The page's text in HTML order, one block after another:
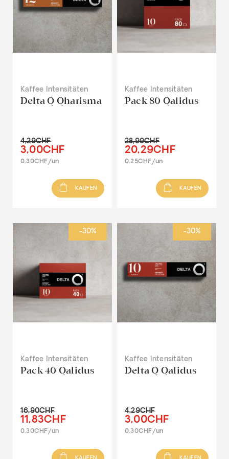
Kaffee Intensitäten
Delta Q Qharisma
4,29CHF
3,00CHF
0.30CHF/un
KAUFEN
Kaffee Intensitäten
Pack 80 Qalidus
28,99CHF
20,29CHF
0.25CHF/un
KAUFEN
-30%
Kaffee Intensitäten
Pack 40 Qalidus
16,90CHF
11,83CHF
0.30CHF/un
-30%
Kaffee Intensitäten
Delta Q Qalidus
4,29CHF
3,00CHF
0.30CHF/un